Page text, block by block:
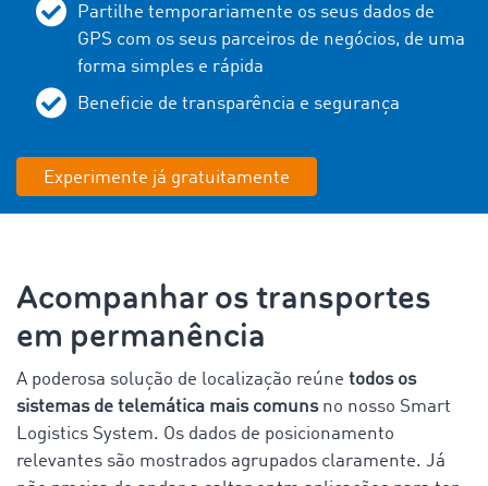
Partilhe temporariamente os seus dados de
GPS com os seus parceiros de negócios, de uma
forma simples e rápida
Beneficie de transparência e segurança
Experimente já gratuitamente
Acompanhar os transportes
em permanência
A poderosa solução de localização reúne todos os
sistemas de telemática mais comunsno nosso Smart
Logistics System. Os dados de posicionamento
relevantes são mostrados agrupados claramente. Já